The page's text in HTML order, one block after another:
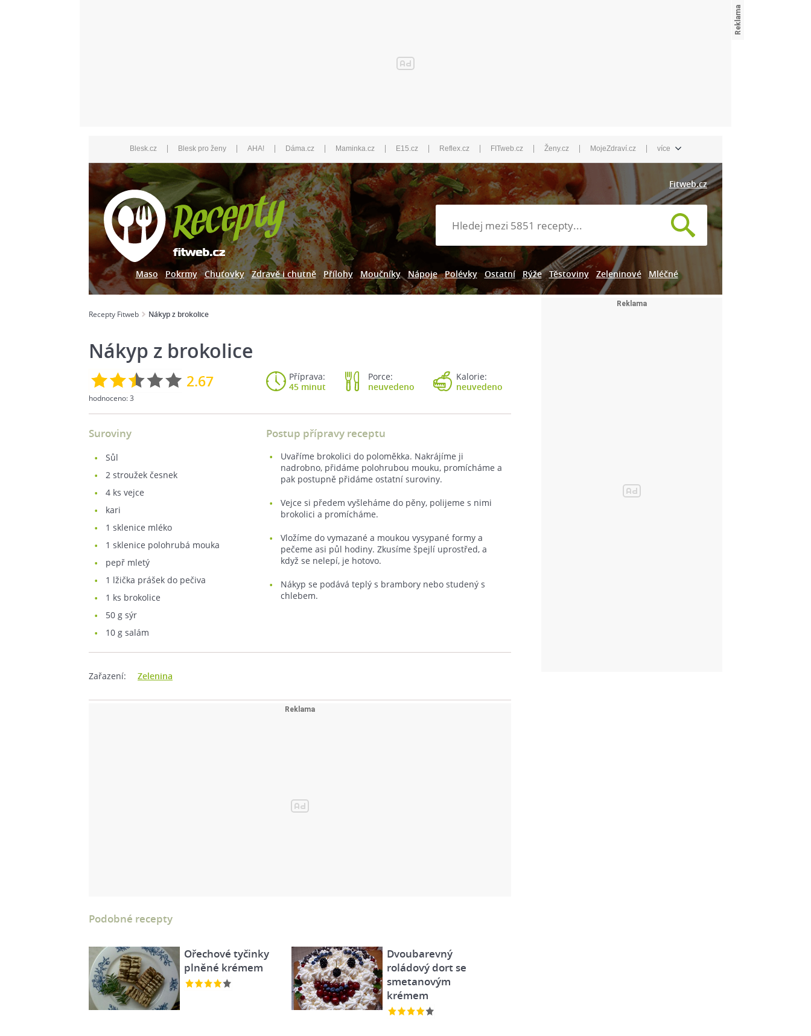
Blesk.cz | Blesk pro ženy | AHA! | Dáma.cz | Maminka.cz | E15.cz | Reflex.cz | FITweb.cz | Ženy.cz | MojeZdraví.cz | více
Fitweb.cz
Maso Pokrmy Chuťovky Zdravě i chutně Přílohy Moučníky Nápoje Polévky Ostatní Rýže Těstoviny Zeleninové Mléčné
Recepty Fitweb Nákyp z brokolice
Nákyp z brokolice
2.67
hodnoceno:3
Příprava:
45 minut
Porce:
neuvedeno
Kalorie:
neuvedeno
Suroviny
sůl
2 stroužek česnek
4 ks vejce
kari
1 sklenice mléko
1 sklenice polohrubá mouka
pepř mletý
1 lžička prášek do pečiva
1 ks brokolice
50 g sýr
10 g salám
Postup přípravy receptu
Uvaříme brokolici do poloměkka. Nakrájíme ji
nadrobno, přidáme polohrubou mouku, promícháme a
pak postupně přidáme ostatní suroviny.
Vejce si předem vyšleháme do pěny, polijeme s nimi
brokolici a promícháme.
Vložíme do vymazané a moukou vysypané formy a
pečeme asi půl hodiny. Zkusíme špejlí uprostřed, a
když se nelepí, je hotovo.
Nákyp se podává teplý s brambory nebo studený s
chlebem.
Zařazení: Zelenina
Podobné recepty
Ořechové tyčinky
plněné krémem
Dvoubarevný
roládový dort se
smetanovým
krémem